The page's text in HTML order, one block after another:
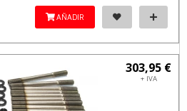
AÑADIR
303,95 €
+ IVA